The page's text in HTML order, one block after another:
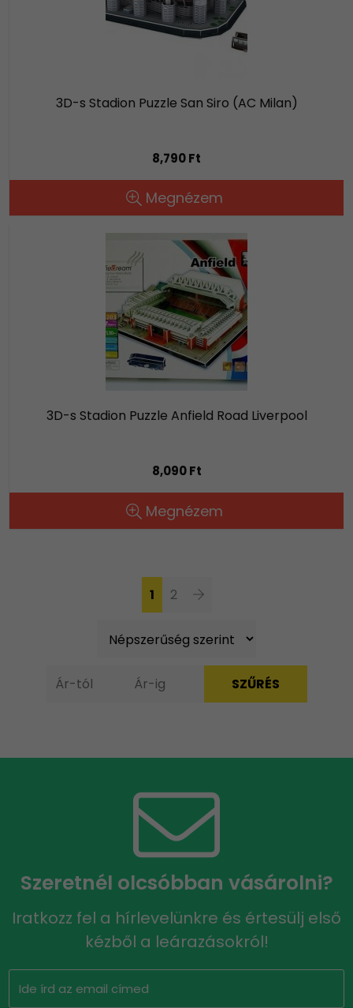
3D-s Stadion Puzzle San Siro (AC Milan)
8,790 Ft
Megnézem
3D-s Stadion Puzzle Anfield Road Liverpool
8,090 Ft
Megnézem
1 2
Szeretnél olcsóbban vásárolni?
Iratkozz fel a hírlevelünkre és értesülj első
kézből a leárazásokról!